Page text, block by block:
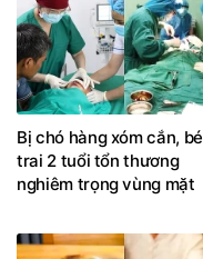
Bị chó hàng xóm cắn, bé
trai 2 tuổi tổn thương
nghiêm trọng vùng mặt